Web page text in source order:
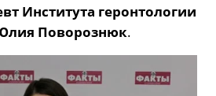
Института геронтологии
Поворознюк.